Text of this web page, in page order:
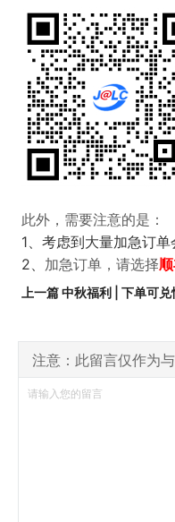
此外，需要注意的是：
1、考虑到大量加急订
2、 加急订单，请选择
上一篇 中秋福利 | 下单可
注意：此留言仅作为